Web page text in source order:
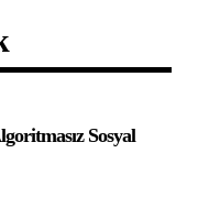
Sosyal